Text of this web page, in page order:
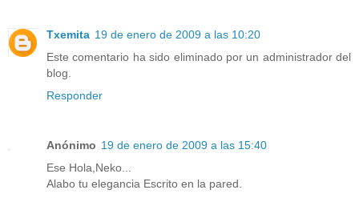
Txemita 19 de enero de 2009 a las 10:20
Este comentario ha sido eliminado por un administrador del
blog.
Responder
Anónimo 19 de enero de 2009 a las 15:40
Ese Hola,Neko...
Alabo tu elegancia Escrito en la pared.